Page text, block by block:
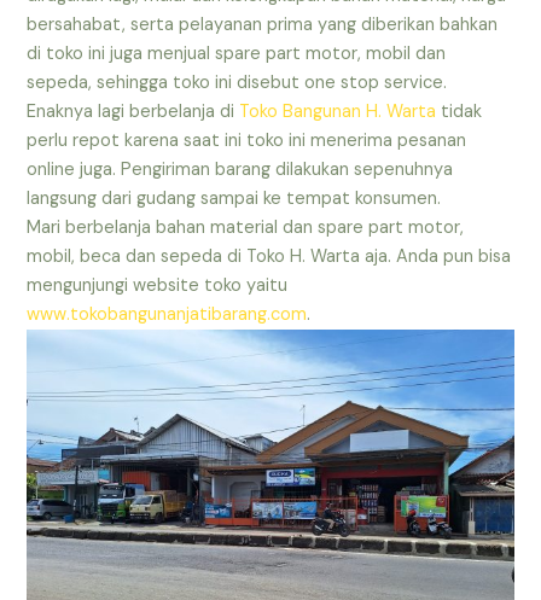
bersahabat, serta pelayanan prima yang diberikan bahkan
di toko ini juga menjual spare part motor, mobil dan
sepeda, sehingga toko ini disebut one stop service.
Enaknya lagi berbelanja di Toko Bangunan H. Warta tidak
perlu repot karena saat ini toko ini menerima pesanan
online juga. Pengiriman barang dilakukan sepenuhnya
langsung dari gudang sampai ke tempat konsumen.
Mari berbelanja bahan material dan spare part motor,
mobil, beca dan sepeda di Toko H. Warta aja. Anda pun bisa
mengunjungi website toko yaitu
www.tokobangunanjatibarang.com.